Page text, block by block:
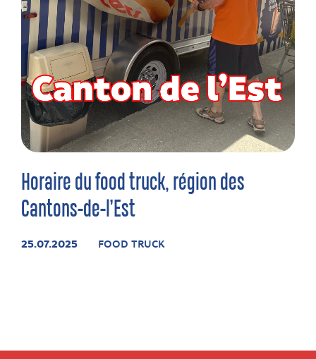
Horaire du food truck, région des
Cantons-de-l’Est
25.07.2025 FOOD TRUCK